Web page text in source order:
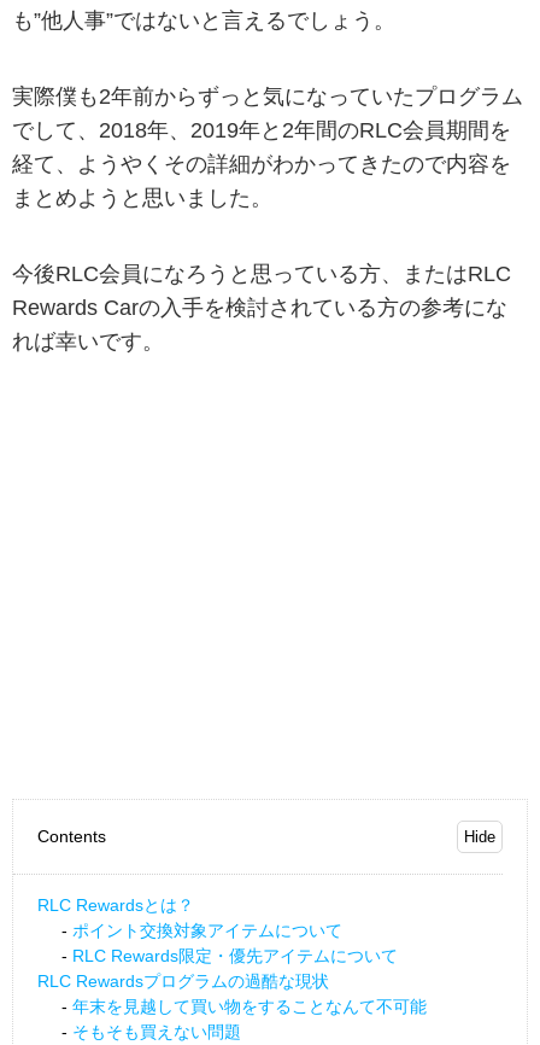
も”他人事”ではないと言えるでしょう。
実際僕も2年前からずっと気になっていたプログラム
でして、2018年、2019年と2年間のRLC会員期間を
経て、ようやくその詳細がわかってきたので内容を
まとめようと思いました。
今後RLC会員になろうと思っている方、またはRLC
Rewards Carの入手を検討されている方の参考にな
れば幸いです。
Contents
RLC Rewardsとは？
ポイント交換対象アイテムについて
RLC Rewards限定・優先アイテムについて
RLC Rewardsプログラムの過酷な現状
年末を見越して買い物をすることなんて不可能
そもそも買えない問題